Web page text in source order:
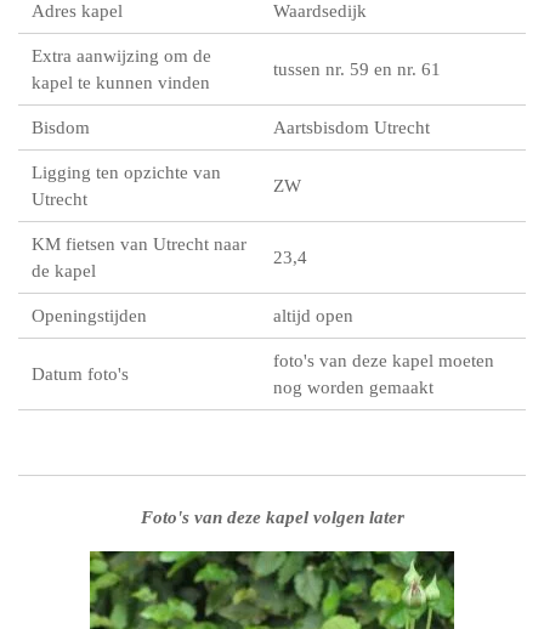
Adres kapel Waardsedijk
Extra aanwijzing om de
kapel te kunnen vinden
tussen nr. 59 en nr. 61
Bisdom Aartsbisdom Utrecht
Ligging ten opzichte van
Utrecht
ZW
KM fietsen van Utrecht naar
de kapel
23,4
Openingstijden altijd open
Datum foto's
foto's van deze kapel moeten
nog worden gemaakt
Foto's van deze kapel volgen later